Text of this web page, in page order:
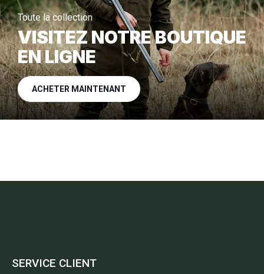
Toute la collection
VISITEZ NOTRE BOUTIQUE
EN LIGNE
ACHETER MAINTENANT
SERVICE CLIENT